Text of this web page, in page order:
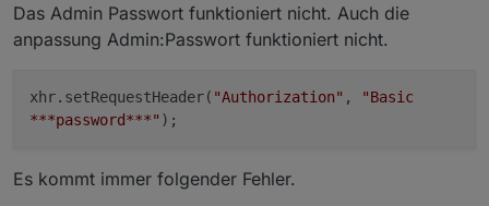
Das Admin Passwort funktioniert nicht. Auch die
anpassung Admin:Passwort funktioniert nicht.
xhr.setRequestHeader( "Authorization" ,
"Basic
***password***" );
Es kommt immer folgender Fehler.